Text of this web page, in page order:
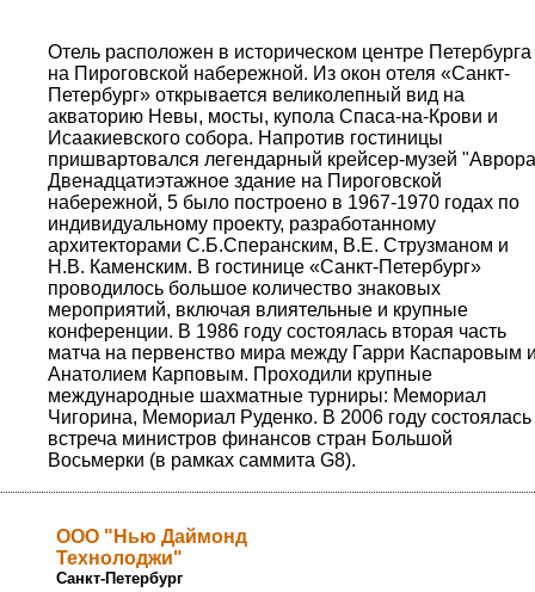
Отель расположен в историческом центре Петербурга
на Пироговской набережной. Из окон отеля «Санкт-
Петербург» открывается великолепный вид на
акваторию Невы, мосты, купола Спаса-на-Крови и
Исаакиевского собора. Напротив гостиницы
пришвартовался легендарный крейсер-музей
Двенадцатиэтажное здание на Пироговской
набережной, 5 было построено в 1967-1970 годах по
индивидуальному проекту, разработанному
архитекторами С.Б.Сперанским, В.Е. Струзманом и
Н.В. Каменским. В гостинице «Санкт-Петербург»
проводилось большое количество знаковых
мероприятий, включая влиятельные и крупные
конференции. В 1986 году состоялась вторая часть
матча на первенство мира между Гарри Каспаровым
Анатолием Карповым. Проходили крупные
международные шахматные турниры: Мемориал
Чигорина, Мемориал Руденко. В 2006 году состоялась
встреча министров финансов стран Большой
Восьмерки (в рамках саммита G8).
ООО "Нью Даймонд
Технолоджи"
Санкт-Петербург